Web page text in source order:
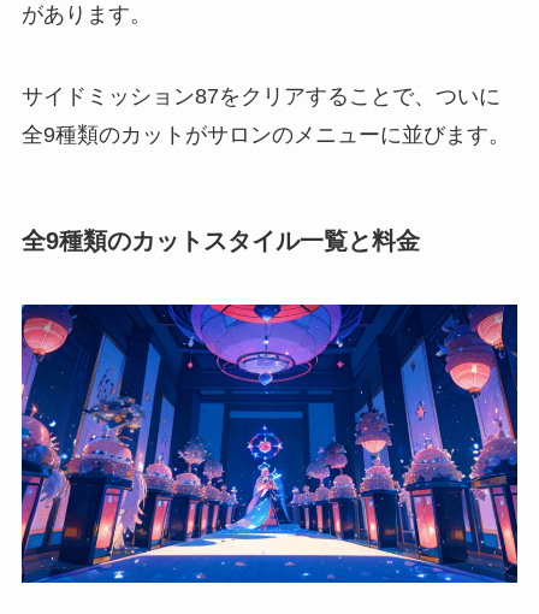
があります。
サイドミッション87をクリアすることで、ついに
全9種類のカットがサロンのメニューに並びます。
全9種類のカットスタイル一覧と料金